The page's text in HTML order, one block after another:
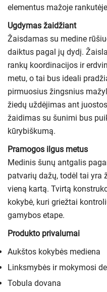
elementus mažoje
Ugdymas žaidžiant
Žaisdamas su medine
daiktus pagal jų dydį.
rankų koordinacijos ir
metu, o tai bus ideali
pirmuosius žingsnius
žiedų uždėjimas ant
žaidimas su šunimi bus
kūrybiškumą.
Pramogos ilgus metus
Medinis šunų antgalis
patvarių dažų, todėl tai yra
vieną kartą. Tvirtą
kokybė, kuri griežtai
gamybos etape.
Produkto privalumai
Aukštos kokybės mediena
Linksmybės ir mokymosi
Tobula dovana